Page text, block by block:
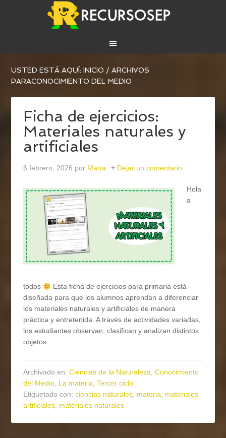
USTED ESTÁ AQUÍ:INICIO / ARCHIVOS
PARACONOCIMIENTO DEL MEDIO
Ficha de ejercicios:
Materiales naturales y
artificiales
6 febrero, 2026 por María Dejar un comentario
Hola
a
todos
Esta ficha de ejercicios para primaria está
diseñada para que los alumnos aprendan a diferenciar
los materiales naturales y artificiales de manera
práctica y entretenida. A través de actividades variadas,
los estudiantes observan, clasifican y analizan distintos
objetos.
Archivado en:Ciencias de la Naturaleza,Conocimiento
del Medio, La materia,Tercer ciclo
Etiquetado con:ciencias naturales, materia, materiales
artificiales, materiales naturales